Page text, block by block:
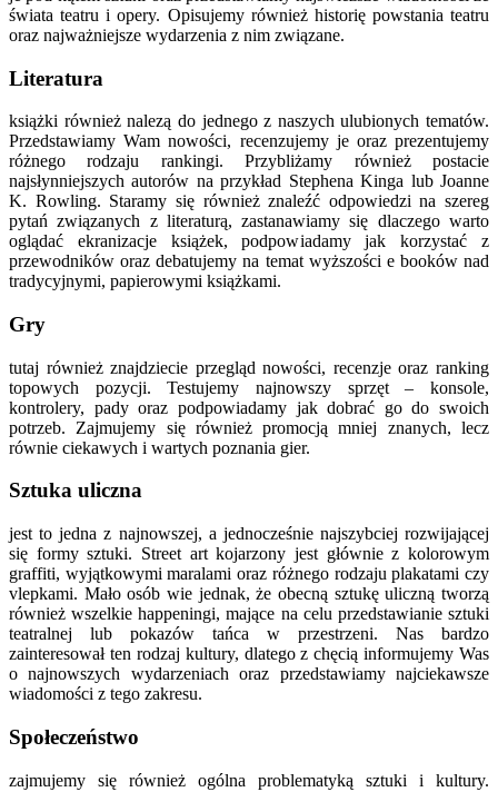
świata teatru i opery. Opisujemy również historię powstania teatru
oraz najważniejsze wydarzenia z nim związane.
Literatura
książki również nalezą do jednego z naszych ulubionych tematów.
Przedstawiamy Wam nowości, recenzujemy je oraz prezentujemy
różnego rodzaju rankingi. Przybliżamy również postacie
najsłynniejszych autorów na przykład Stephena Kinga lub Joanne
K. Rowling. Staramy się również znaleźć odpowiedzi na szereg
pytań związanych z literaturą, zastanawiamy się dlaczego warto
oglądać ekranizacje książek, podpowiadamy jak korzystać z
przewodników oraz debatujemy na temat wyższości e booków nad
tradycyjnymi, papierowymi książkami.
Gry
tutaj również znajdziecie przegląd nowości, recenzje oraz ranking
topowych pozycji. Testujemy najnowszy sprzęt – konsole,
kontrolery, pady oraz podpowiadamy jak dobrać go do swoich
potrzeb. Zajmujemy się również promocją mniej znanych, lecz
równie ciekawych i wartych poznania gier.
Sztuka uliczna
jest to jedna z najnowszej, a jednocześnie najszybciej rozwijającej
się formy sztuki. Street art kojarzony jest głównie z kolorowym
graffiti, wyjątkowymi maralami oraz różnego rodzaju plakatami czy
vlepkami. Mało osób wie jednak, że obecną sztukę uliczną tworzą
również wszelkie happeningi, mające na celu przedstawianie sztuki
teatralnej lub pokazów tańca w przestrzeni. Nas bardzo
zainteresował ten rodzaj kultury, dlatego z chęcią informujemy Was
o najnowszych wydarzeniach oraz przedstawiamy najciekawsze
wiadomości z tego zakresu.
Społeczeństwo
zajmujemy się również ogólna problematyką sztuki i kultury.